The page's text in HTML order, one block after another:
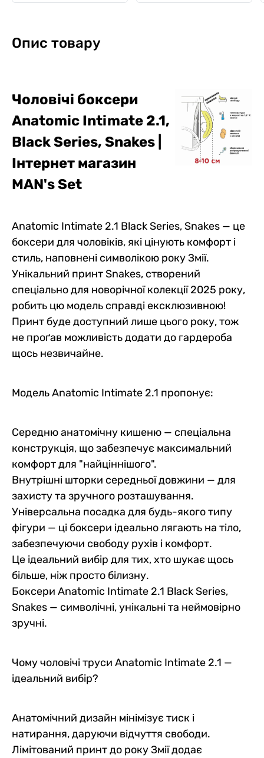
Опис товару
Чоловічі боксери
Anatomic Intimate 2.1,
Black Series, Snakes
Інтернет магазин
MAN's Set
Anatomic Intimate 2.1 Black Series, Snakes — це
боксери для чоловіків, які цінують комфорт і
стиль, наповнені символікою року Змії.
Унікальний принт Snakes, створений
спеціально для новорічної колекції 2025 року,
робить цю модель справді ексклюзивною!
Принт буде доступний лише цього року, тож
не проґав можливість додати до гардероба
щось незвичайне.
Модель Anatomic Intimate 2.1 пропонує:
Середню анатомічну кишеню — спеціальна
конструкція, що забезпечує максимальний
комфорт для "найціннішого".
Внутрішні шторки середньої довжини — для
захисту та зручного розташування.
Універсальна посадка для будь-якого типу
фігури — ці боксери ідеально лягають на тіло,
забезпечуючи свободу рухів і комфорт.
Це ідеальний вибір для тих, хто шукає щось
більше, ніж просто білизну.
Боксери Anatomic Intimate 2.1 Black Series,
Snakes — символічні, унікальні та неймовірно
зручні.
Чому чоловічі труси Anatomic Intimate 2.1 —
ідеальний вибір?
Анатомічний дизайн мінімізує тиск і
натирання, даруючи відчуття свободи.
Лімітований принт до року Змії додає